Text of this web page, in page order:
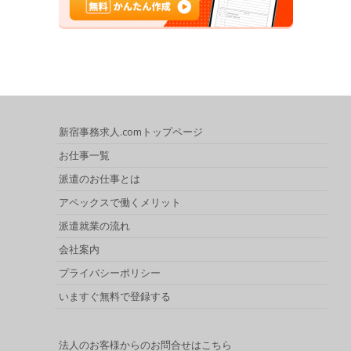
新宿事務求人.comトップページ
お仕事一覧
派遣のお仕事とは
アペックスで働くメリット
派遣就業の流れ
会社案内
プライバシーポリシー
いますぐ無料で登録する
法人のお客様からのお問合せはこちら